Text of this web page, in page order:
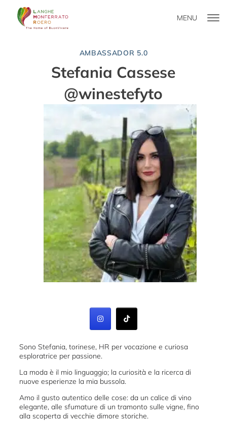
MENU
AMBASSADOR 5.0
Stefania Cassese
@winestefyto
Sono Stefania, torinese, HR per vocazione e curiosa
esploratrice per passione.
La moda è il mio linguaggio; la curiosità e la ricerca di
nuove esperienze la mia bussola.
Amo il gusto autentico delle cose: da un calice di vino
elegante, alle sfumature di un tramonto sulle vigne, fino
alla scoperta di vecchie dimore storiche.